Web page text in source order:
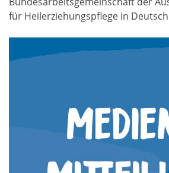
für Heilerziehungspflege in